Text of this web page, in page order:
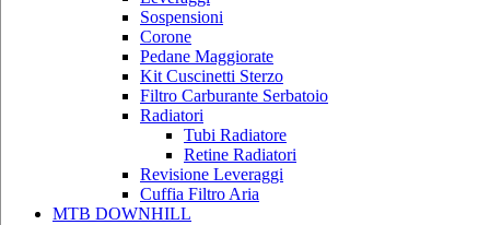
Sospensioni
Corone
Pedane Maggiorate
Kit Cuscinetti Sterzo
Filtro Carburante Serbatoio
Radiatori
Tubi Radiatore
Retine Radiatori
Revisione Leveraggi
Cuffia Filtro Aria
MTB DOWNHILL